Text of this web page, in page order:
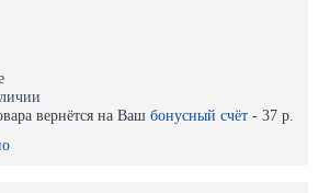
вернётся на Ваш бонусный счёт - 37 р.